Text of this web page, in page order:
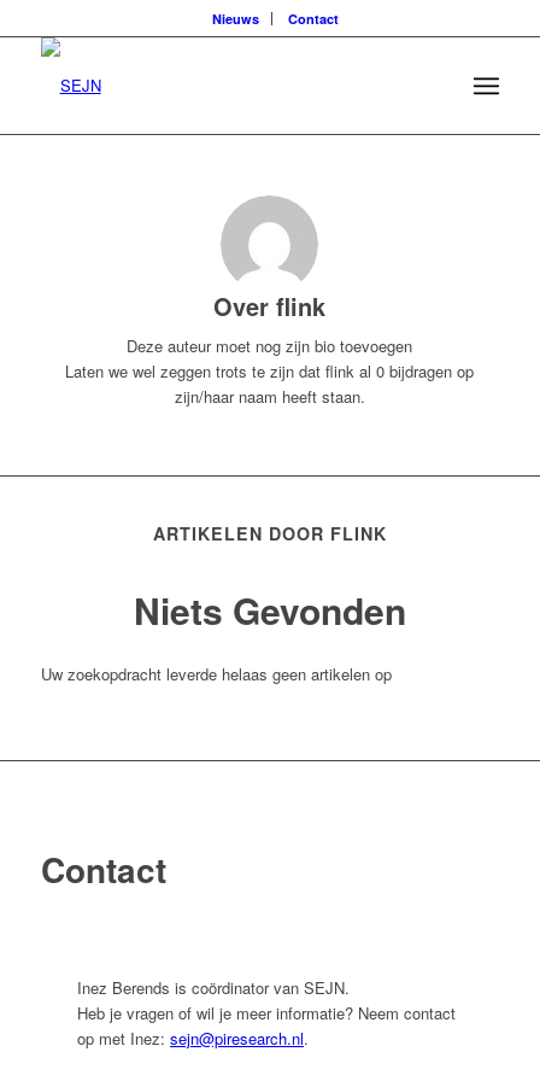
Nieuws Contact
Overflink
Deze auteur moet nog zijn bio toevoegen
Laten we wel zeggen trots te zijn datflink al 0 bijdragen op
zijn/haar naam heeft staan.
ARTIKELEN DOOR FLINK
Niets Gevonden
Uw zoekopdracht leverde helaas geen artikelen op
Contact
Inez Berends is coördinator van SEJN.
Heb je vragen of wil je meer informatie? Neem contact
op met Inez:sejn@piresearch.nl.